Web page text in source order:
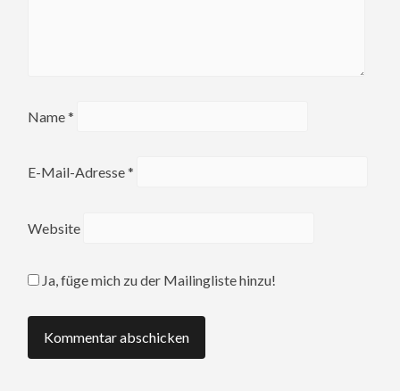
Name*
E-Mail-Adresse*
Website
Ja, füge mich zu der Mailingliste hinzu!